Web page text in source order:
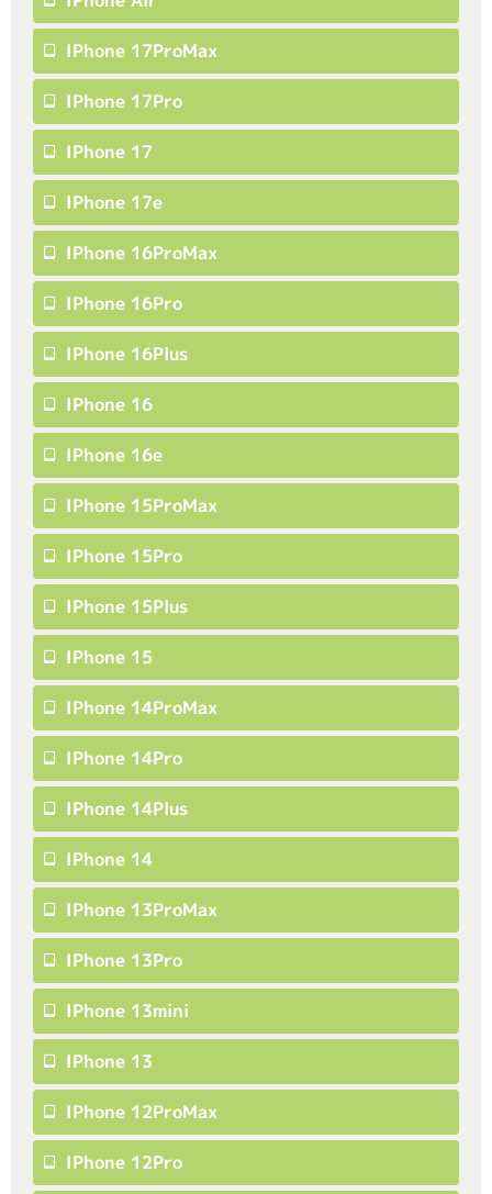
IPhone 17ProMax
IPhone 17Pro
IPhone 17
IPhone 17e
IPhone 16ProMax
IPhone 16Pro
IPhone 16Plus
IPhone 16
IPhone 16e
IPhone 15ProMax
IPhone 15Pro
IPhone 15Plus
IPhone 15
IPhone 14ProMax
IPhone 14Pro
IPhone 14Plus
IPhone 14
IPhone 13ProMax
IPhone 13Pro
IPhone 13mini
IPhone 13
IPhone 12ProMax
IPhone 12Pro